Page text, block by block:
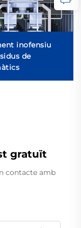
inofensiu
de
gratuït
contacte amb